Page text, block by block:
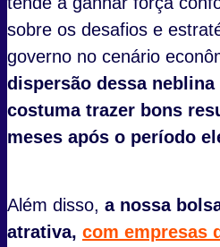
sobre os desafios e
governo no cenário
dispersão dessa
costuma trazer bons
meses após o período
Além disso, a nossa
atrativa, com empresas